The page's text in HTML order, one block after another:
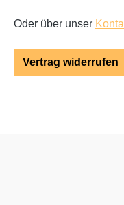
Oder über unser
Vertrag widerrufen